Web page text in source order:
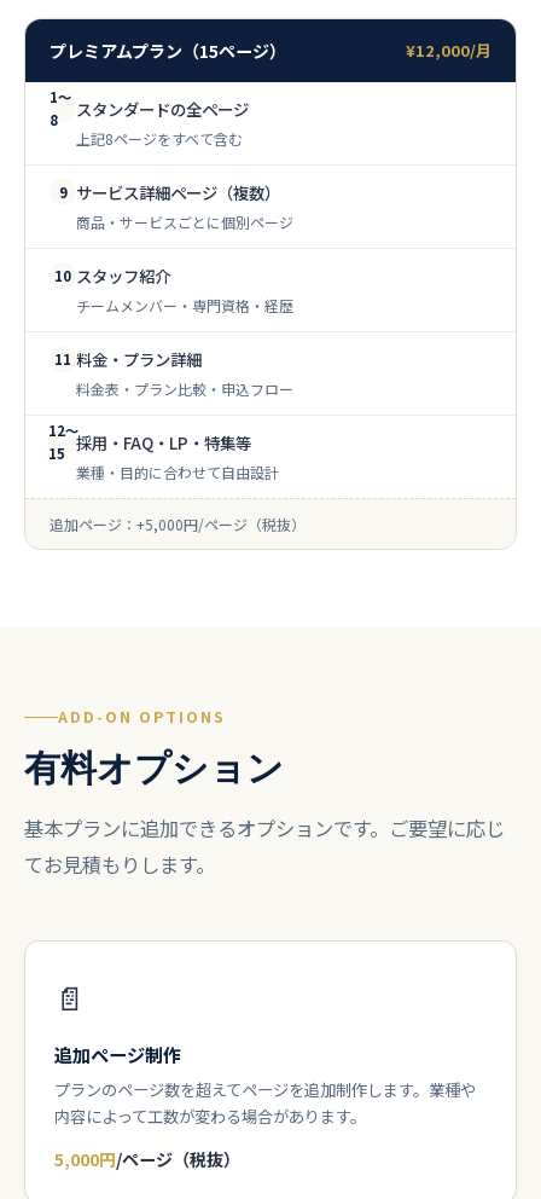
プレミアムプラン（15ページ） ¥12,000/月
1〜
8
スタンダードの全ページ
上記8ページをすべて含む
9 サービス詳細ページ（複数）
商品・サービスごとに個別ページ
10 スタッフ紹介
チームメンバー・専門資格・経歴
11 料金・プラン詳細
料金表・プラン比較・申込フロー
12〜
15
採用・FAQ・LP・特集等
業種・目的に合わせて自由設計
追加ページ：+5,000円/ページ（税抜）
ADD-ON OPTIONS
有料オプション
基本プランに追加できるオプションです。ご要望に応じ
てお見積もりします。
📄
追加ページ制作
プランのページ数を超えてページを追加制作します。業種や
内容によって工数が変わる場合があります。
5,000円/ページ（税抜）